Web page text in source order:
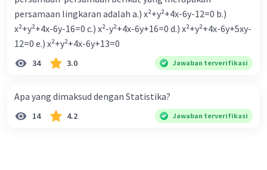
persamaan lingkaran adalah a.) x²+y²+4x-6y-12=0 b.)
x²+y²+4x-6y-16=0 c.) x²-y²+4x-6y+16=0 d.) x²+y²+4x-6y+5xy-
12=0 e.) x²+y²+4x-6y+13=0
34 3.0 Jawaban terverifikasi
Apa yang dimaksud dengan Statistika?
14 4.2 Jawaban terverifikasi